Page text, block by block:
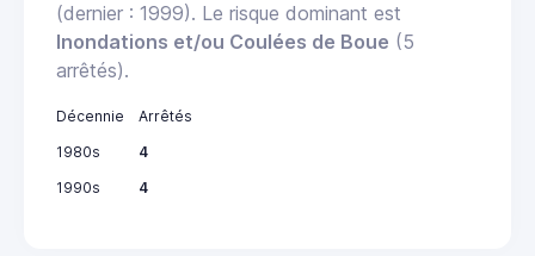
(dernier : 1999). Le risque dominant est
Inondations et/ou Coulées de Boue (5
arrêtés).
Décennie
Arrêtés
1980s
4
1990s
4